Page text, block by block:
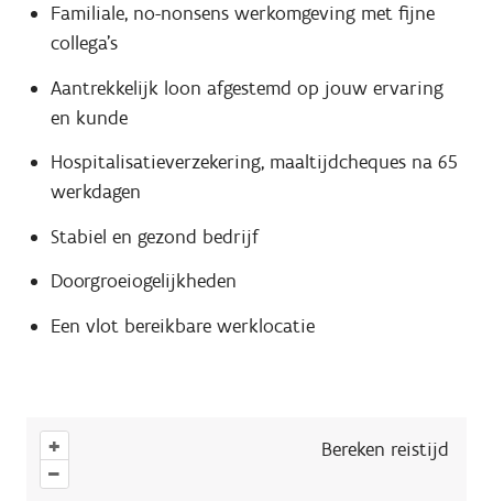
Familiale, no-nonsens werkomgeving met fijne
collega's
Aantrekkelijk loon afgestemd op jouw ervaring
en kunde
Hospitalisatieverzekering, maaltijdcheques na 65
werkdagen
Stabiel en gezond bedrijf
Doorgroeiogelijkheden
Een vlot bereikbare werklocatie
+
–
Bereken reistijd